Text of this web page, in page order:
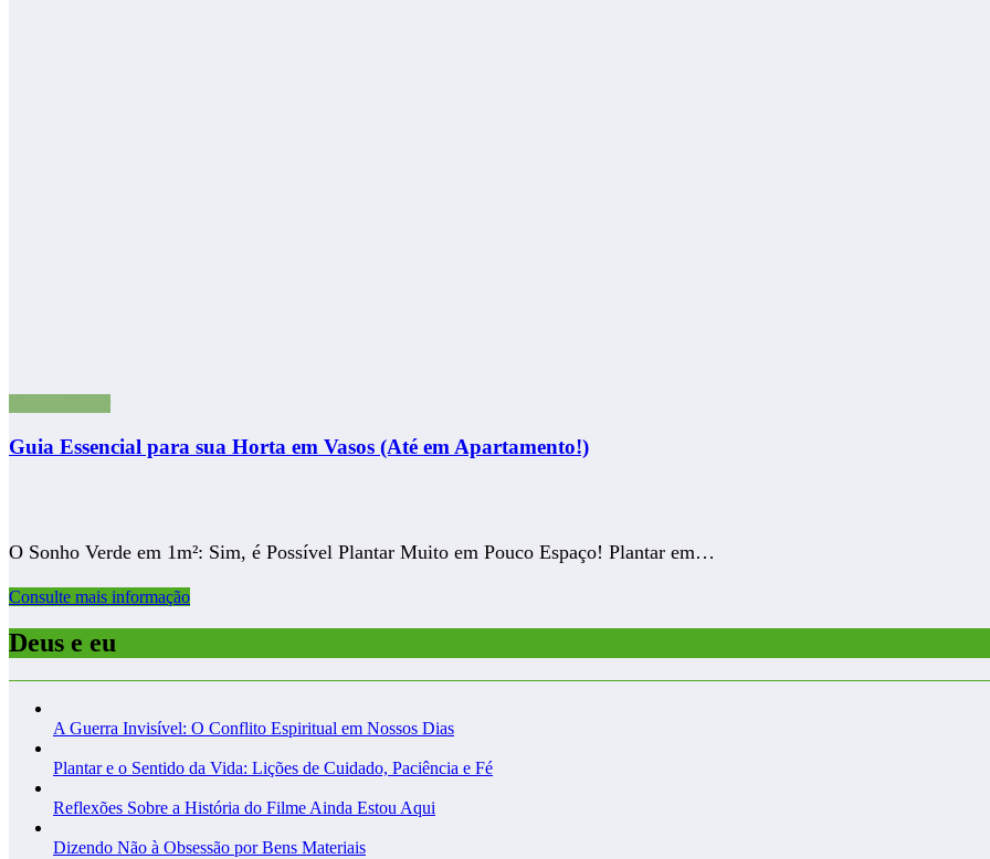
Guia Essencial para sua Horta em Vasos (Até em Apartamento!)
O Sonho Verde em 1m²: Sim, é Possível Plantar Muito em Pouco Espaço! Plantar em…
Consulte mais informação
Deus e eu
A Guerra Invisível: O Conflito Espiritual em Nossos Dias
Plantar e o Sentido da Vida: Lições de Cuidado, Paciência e Fé
Reflexões Sobre a História do Filme Ainda Estou Aqui
Dizendo Não à Obsessão por Bens Materiais